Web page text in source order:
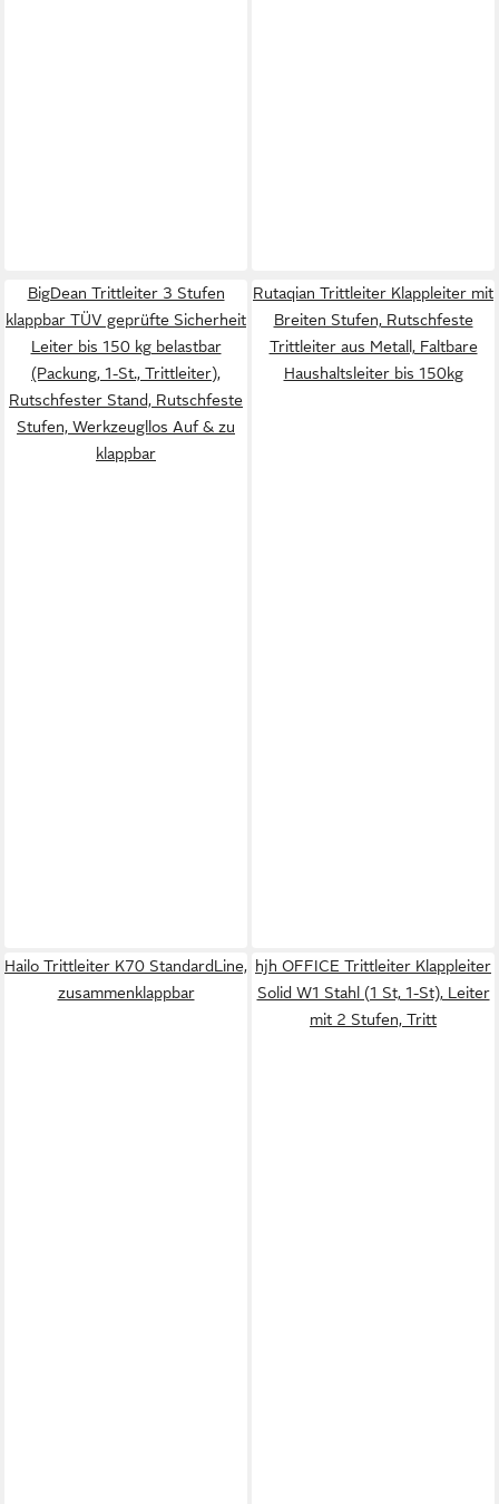
BigDean Trittleiter 3 Stufen
klappbar TÜV geprüfte Sicherheit
Leiter bis 150 kg belastbar
(Packung, 1-St., Trittleiter),
Rutschfester Stand, Rutschfeste
Stufen, Werkzeugllos Auf & zu
klappbar
Rutaqian Trittleiter Klappleiter mit
Breiten Stufen, Rutschfeste
Trittleiter aus Metall, Faltbare
Haushaltsleiter bis 150kg
Hailo Trittleiter K70 StandardLine,
zusammenklappbar
hjh OFFICE Trittleiter Klappleiter
Solid W1 Stahl (1 St, 1-St), Leiter
mit 2 Stufen, Tritt